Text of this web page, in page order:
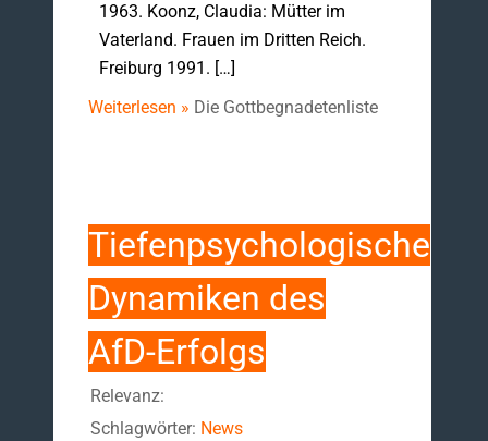
1963. Koonz, Claudia: Mütter im
Vaterland. Frauen im Dritten Reich.
Freiburg 1991. […]
Weiterlesen » Die Gottbegnadetenliste
Tiefenpsychologische
Dynamiken des
AfD-Erfolgs
Relevanz:
Schlagwörter: News